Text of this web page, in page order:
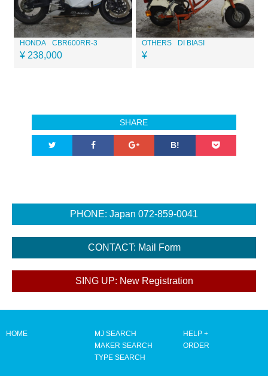
HONDA CBR600RR-3
¥ 238,000
OTHERS DI BIASI
¥
SHARE
B!
HOME
MJ SEARCH
MAKER SEARCH
TYPE SEARCH
HELP +
ORDER